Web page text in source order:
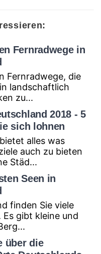
Fernradwege in
Fernradwege, die
landschaftlich
zu...
2018 - 5
sich lohnen
alles was
auch zu bieten
Städ...
Seen in
finden Sie viele
Es gibt kleine und
über die